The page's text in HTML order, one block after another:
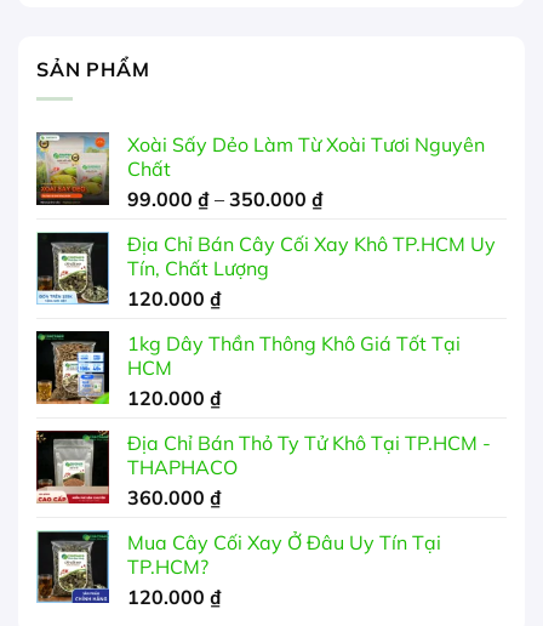
SẢN PHẨM
Xoài Sấy Dẻo Làm Từ Xoài Tươi Nguyên
Chất
99.000 ₫ – 350.000 ₫Khoảng
từ
Địa Chỉ Bán Cây Cối Xay Khô TP.HCM Uy
Tín, Chất Lượng
120.000 ₫
1kg Dây Thần Thông Khô Giá Tốt Tại
HCM
120.000 ₫
Địa Chỉ Bán Thỏ Ty Tử Khô Tại TP.HCM -
THAPHACO
360.000 ₫
Mua Cây Cối Xay Ở Đâu Uy Tín Tại
TP.HCM?
120.000 ₫